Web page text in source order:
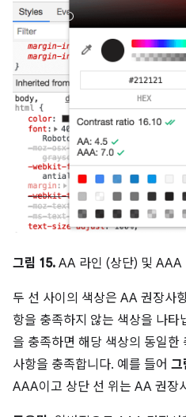
그림 15. AA 라인 (상단) 및 AAA
두 선 사이의 색상은 AA 권장사
항을 충족하지 않는 색상을 나
을 충족하면 해당 색상의 동일
사항을 충족합니다. 예를 들어 그
AAA이고 상단 선 위는 AA 권장